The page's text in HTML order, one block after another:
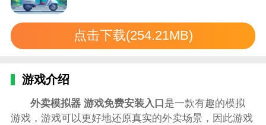
点击下载(254.21MB)
游戏介绍
外卖模拟器 游戏免费安装入口 是一款有趣的模拟
游戏，游戏可以更好地还原真实的外卖场景，因此游戏